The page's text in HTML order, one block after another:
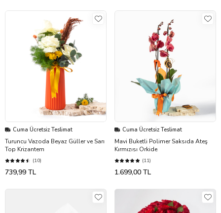
Cuma Ücretsiz Teslimat
Turuncu Vazoda Beyaz Güller ve Sarı
Top Krizantem
(10)
739,99 TL
Cuma Ücretsiz Teslimat
Mavi Buketli Polimer Saksıda Ateş
Kırmızısı Orkide
(11)
1.699,00 TL